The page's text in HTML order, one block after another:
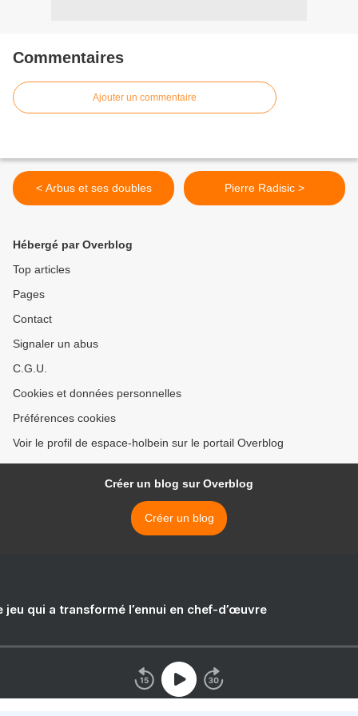
Commentaires
Ajouter un commentaire
< Arbus et ses doubles Pierre Radisic >
Hébergé par Overblog
Top articles
Pages
Contact
Signaler un abus
C.G.U.
Cookies et données personnelles
Préférences cookies
Voir le profil de espace-holbein sur le portail Overblog
Créer un blog sur Overblog
Créer un blog
jeu qui a transformé l’ennui en chef-d’œuvre